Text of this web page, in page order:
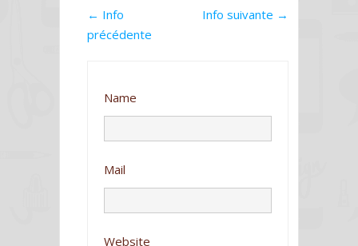
e
b
o
k
itt
er
ss ta
← Info
précédente
Info suivante →
Name
Mail
Website